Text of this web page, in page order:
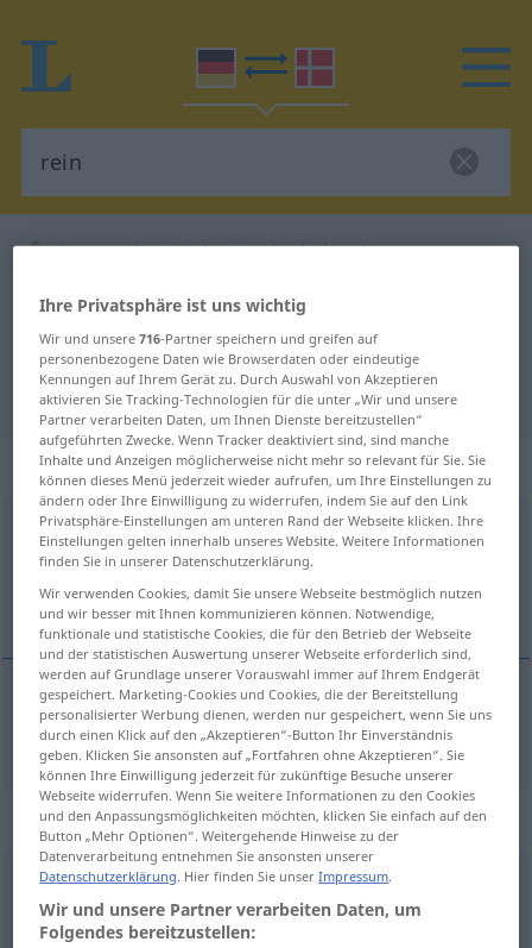
Deutsch-Dänisch Wörterbuch rein
Deutsch-Dänisch Übersetzung für
"rein"
"rein" Dänisch Übersetzung
„rein“
rein UMG
Übersicht aller Übersetzungen
(Für mehr Details die Übersetzung anklicken/antippen)
reinUMG→ siehe „herein“
„rein“
rein
Übersicht aller Übersetzungen
Ihre Privatsphäre ist uns wichtig
Wir und unsere716-Partner speichern und greifen auf
personenbezogene Daten wie Browserdaten oder eindeutige
Kennungen auf Ihrem Gerät zu. Durch Auswahl von Akzeptieren
aktivieren Sie Tracking-Technologien für die unter „Wir und unsere
Partner verarbeiten Daten, um Ihnen Dienste bereitzustellen“
aufgeführten Zwecke. Wenn Tracker deaktiviert sind, sind manche
Inhalte und Anzeigen möglicherweise nicht mehr so relevant für Sie. Sie
können dieses Menü jederzeit wieder aufrufen, um Ihre Einstellungen zu
ändern oder Ihre Einwilligung zu widerrufen, indem Sie auf den Link
Privatsphäre-Einstellungen am unteren Rand der Webseite klicken. Ihre
Einstellungen gelten innerhalb unseres Website. Weitere Informationen
finden Sie in unserer Datenschutzerklärung.
Wir verwenden Cookies, damit Sie unsere Webseite bestmöglich nutzen
und wir besser mit Ihnen kommunizieren können. Notwendige,
funktionale und statistische Cookies, die für den Betrieb der Webseite
und der statistischen Auswertung unserer Webseite erforderlich sind,
werden auf Grundlage unserer Vorauswahl immer auf Ihrem Endgerät
gespeichert. Marketing-Cookies und Cookies, die der Bereitstellung
personalisierter Werbung dienen, werden nur gespeichert, wenn Sie uns
durch einen Klick auf den „Akzeptieren“-Button Ihr Einverständnis
geben. Klicken Sie ansonsten auf „Fortfahren ohne Akzeptieren“. Sie
können Ihre Einwilligung jederzeit für zukünftige Besuche unserer
Webseite widerrufen. Wenn Sie weitere Informationen zu den Cookies
und den Anpassungsmöglichkeiten möchten, klicken Sie einfach auf den
Button „Mehr Optionen“. Weitergehende Hinweise zu der
Datenverarbeitung entnehmen Sie ansonsten unserer
Datenschutzerklärung. Hier finden Sie unserImpressum.
Wir und unsere Partner verarbeiten Daten, um
Folgendes bereitzustellen: